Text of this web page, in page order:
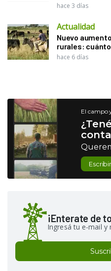
hace 3 días
Actualidad
Nuevo
rurales:
hace 6 días
El campo
¡Enterate de
Ingresá tu e-mail y